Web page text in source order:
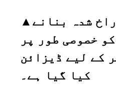
▲ شدہ بنانے
خصوصی طور پر
کے لیے ڈیزائن
کیا گیا ہے۔